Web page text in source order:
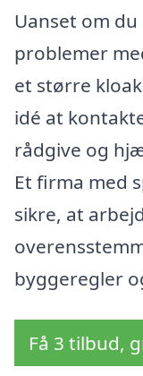
Uanset om
problemer
et større
idé at
rådgive og
Et firma med
sikre, at
byggeregler
Få 3 tilbud,